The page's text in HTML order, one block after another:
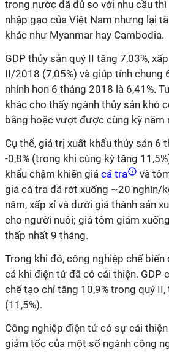
trong nước đã đủ so với nhu cầu thì
nhập gạo của Việt Nam nhưng lại
khác như Myanmar hay Cambodia.
GDP thủy sản quý II tăng 7,03%,
II/2018 (7,05%) và giúp tính chung
nhỉnh hơn 6 tháng 2018 là 6,41%.
khác cho thấy ngành thủy sản khó
bằng hoặc vượt được cùng kỳ năm
Cụ thể, giá trị xuất khẩu thủy sản 6
-0,8% (trong khi cùng kỳ tăng
khẩu chậm khiến giá cá tra
và
giá cá tra đã rớt xuống ~20 nghìn/
năm, xấp xỉ và dưới giá thành sản
cho người nuôi; giá tôm giảm
thấp nhất 9 tháng.
Trong khi đó, công nghiệp chế
cả khi điện tử đã có cải thiện. GDP
chế tạo chỉ tăng 10,9% trong quý
(11,5%).
Công nghiệp điện tử có sự cải
giảm tốc của một số ngành công